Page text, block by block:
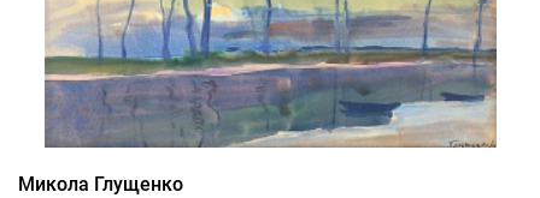
Микола Глущенко